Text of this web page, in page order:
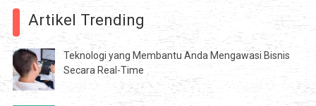
Artikel Trending
Teknologi yang Membantu Anda Mengawasi Bisnis
Secara Real-Time